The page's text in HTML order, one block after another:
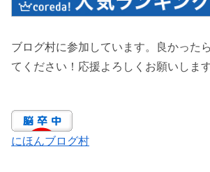
ブログ村に参加しています。良かった
てください！応援よろしくお願いしま
にほんブログ村